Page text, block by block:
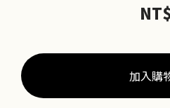
獨
NT$
加入購